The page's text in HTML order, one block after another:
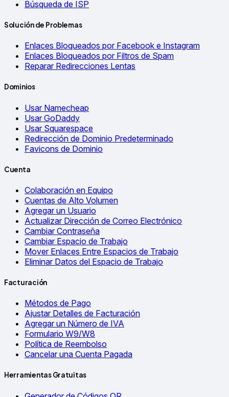
Búsqueda de ISP
Solución de Problemas
Enlaces Bloqueados por Facebook e Instagram
Enlaces Bloqueados por Filtros de Spam
Reparar Redirecciones Lentas
Dominios
Usar Namecheap
Usar GoDaddy
Usar Squarespace
Redirección de Dominio Predeterminado
Favicons de Dominio
Cuenta
Colaboración en Equipo
Cuentas de Alto Volumen
Agregar un Usuario
Actualizar Dirección de Correo Electrónico
Cambiar Contraseña
Cambiar Espacio de Trabajo
Mover Enlaces Entre Espacios de Trabajo
Eliminar Datos del Espacio de Trabajo
Facturación
Métodos de Pago
Ajustar Detalles de Facturación
Agregar un Número de IVA
Formulario W9/W8
Política de Reembolso
Cancelar una Cuenta Pagada
Herramientas Gratuitas